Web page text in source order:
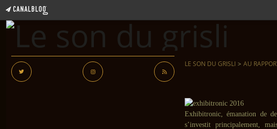
LE SON DU GRISLI > AU
Exhibitronic, émanation de
s’investit principalement,